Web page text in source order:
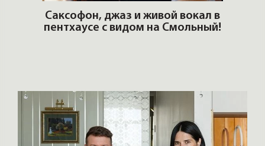
Саксофон, джаз и живой вокал в
пентхаусе с видом на Смольный!